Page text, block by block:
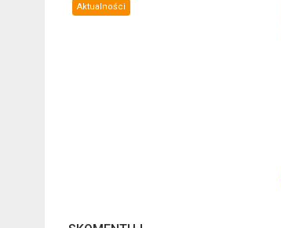
Aktualności